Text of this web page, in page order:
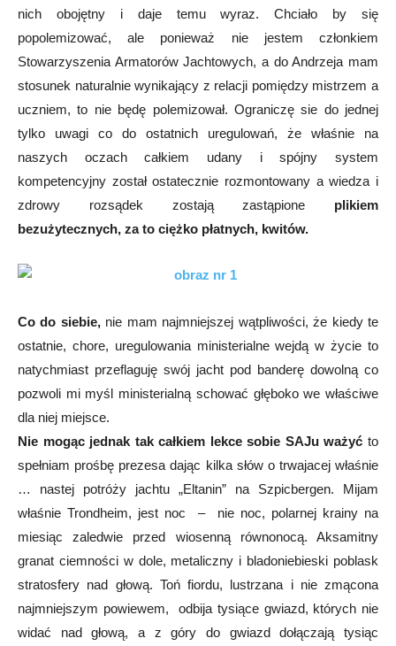
nich obojętny i daje temu wyraz. Chciało by się
popolemizować, ale ponieważ nie jestem członkiem
Stowarzyszenia Armatorów Jachtowych, a do Andrzeja mam
stosunek naturalnie wynikający z relacji pomiędzy mistrzem a
uczniem, to nie będę polemizował. Ograniczę sie do jednej
tylko uwagi co do ostatnich uregulowań, że właśnie na
naszych oczach całkiem udany i spójny system
kompetencyjny został ostatecznie rozmontowany a wiedza i
zdrowy rozsądek zostają zastąpione plikiem
bezużytecznych, za to ciężko płatnych, kwitów.
Co do siebie,nie mam najmniejszej wątpliwości, że kiedy te
ostatnie, chore, uregulowania ministerialne wejdą w życie to
natychmiast przeflaguję swój jacht pod banderę dowolną co
pozwoli mi myśl ministerialną schować głęboko we właściwe
dla niej miejsce.
Nie mogąc jednak tak całkiem lekce sobie SAJu ważyć to
spełniam prośbę prezesa dając kilka słów o trwajacej właśnie
… nastej potróży jachtu „Eltanin” na Szpicbergen. Mijam
właśnie Trondheim, jest noc – nie noc, polarnej krainy na
miesiąc zaledwie przed wiosenną równonocą. Aksamitny
granat ciemności w dole, metaliczny i bladoniebieski poblask
stratosfery nad głową. Toń fiordu, lustrzana i nie zmącona
najmniejszym powiewem, odbija tysiące gwiazd, których nie
widać nad głową, a z góry do gwiazd dołączają tysiąc